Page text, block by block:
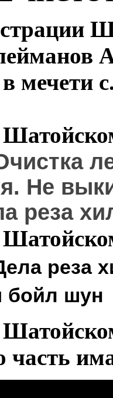
мечети
Не
реза
реза
бойл шун